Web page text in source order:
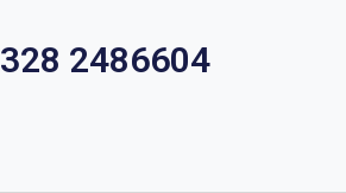
328 2486604